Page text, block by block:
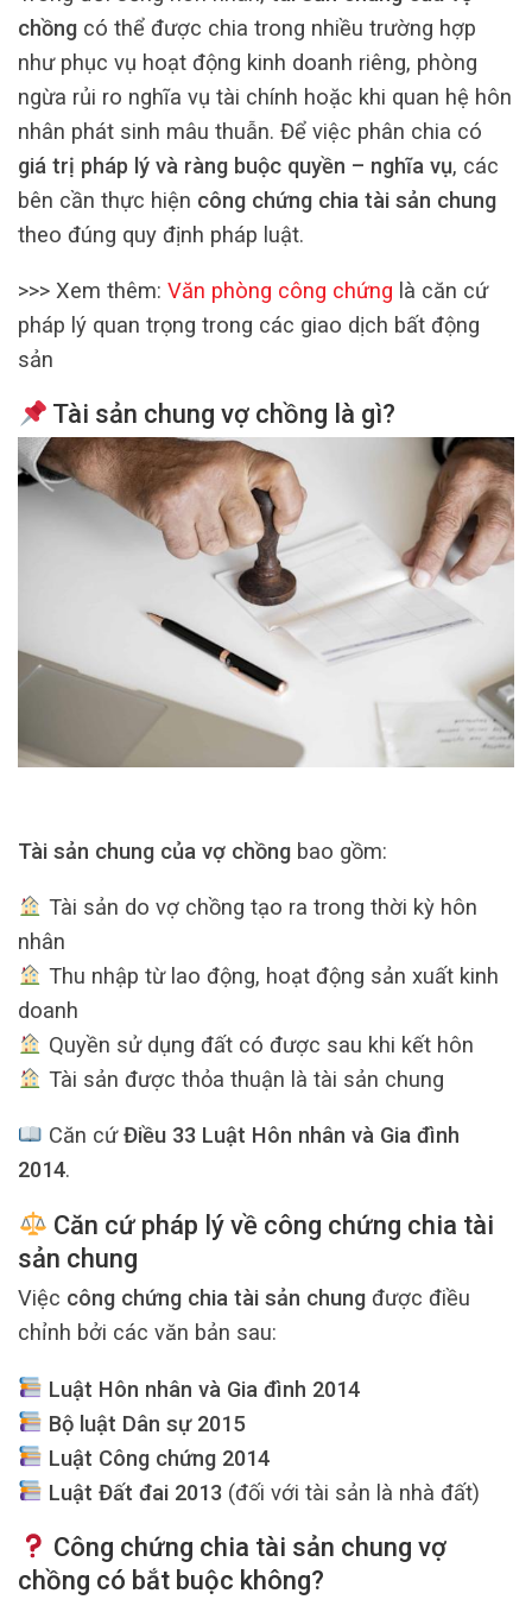
chồng có thể được chia trong nhiều trường hợp
như phục vụ hoạt động kinh doanh riêng, phòng
ngừa rủi ro nghĩa vụ tài chính hoặc khi quan hệ hôn
nhân phát sinh mâu thuẫn. Để việc phân chia có
giá trị pháp lý và ràng buộc quyền – nghĩa vụ, các
bên cần thực hiện công chứng chia tài sản chung
theo đúng quy định pháp luật.
>>> Xem thêm: Văn phòng công chứng là căn cứ
pháp lý quan trọng trong các giao dịch bất động
sản
Tài sản chung vợ chồng là gì?
Tài sản chung của vợ chồng bao gồm:
Tài sản do vợ chồng tạo ra trong thời kỳ hôn
nhân
Thu nhập từ lao động, hoạt động sản xuất kinh
doanh
Quyền sử dụng đất có được sau khi kết hôn
Tài sản được thỏa thuận là tài sản chung
Căn cứĐiều 33 Luật Hôn nhân và Gia đình
2014.
Căn cứ pháp lý về công chứng chia tài
sản chung
Việc công chứng chia tài sản chung được điều
chỉnh bởi các văn bản sau:
Luật Hôn nhân và Gia đình 2014
Bộ luật Dân sự 2015
Luật Công chứng 2014
Luật Đất đai 2013(đối với tài sản là nhà đất)
Công chứng chia tài sản chung vợ
chồng có bắt buộc không?